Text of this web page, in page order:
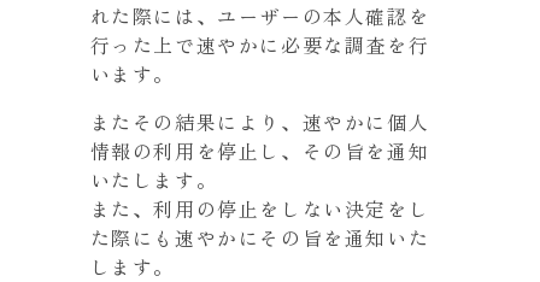
れた際には、ユーザーの本人確認を
行った上で速やかに必要な調査を行
います。
またその結果により、速やかに個人
情報の利用を停止し、その旨を通知
いたします。
また、利用の停止をしない決定をし
た際にも速やかにその旨を通知いた
します。